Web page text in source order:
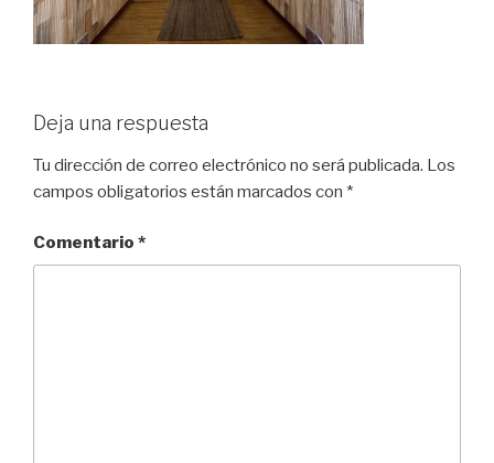
Deja una respuesta
Tu dirección de correo electrónico no será publicada. Los
campos obligatorios están marcados con *
Comentario *